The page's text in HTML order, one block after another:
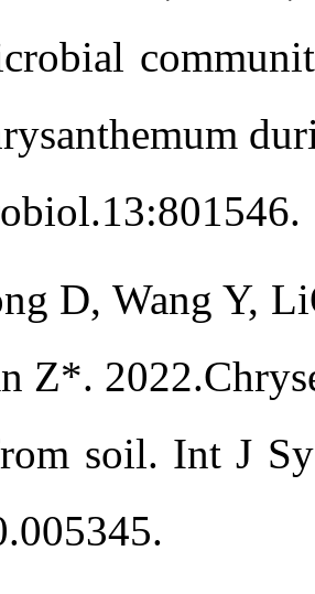
D, Wang Y,
Z*.
soil. Int J